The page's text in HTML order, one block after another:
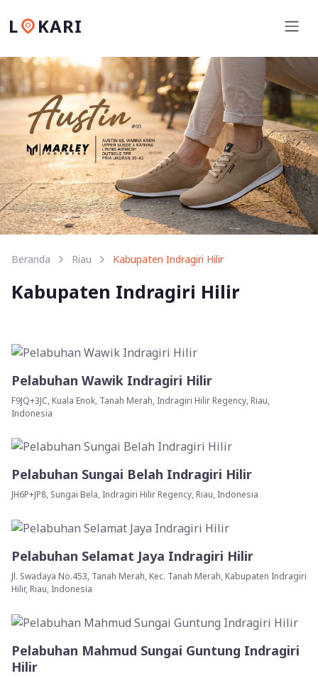
L KARI
Beranda Riau Kabupaten Indragiri Hilir
Kabupaten Indragiri Hilir
Pelabuhan Wawik Indragiri Hilir
F9JQ+3JC, Kuala Enok, Tanah Merah, Indragiri Hilir Regency, Riau,
Indonesia
Pelabuhan Sungai Belah Indragiri Hilir
JH6P+JP8, Sungai Bela, Indragiri Hilir Regency, Riau, Indonesia
Pelabuhan Selamat Jaya Indragiri Hilir
Jl. Swadaya No.453, Tanah Merah, Kec. Tanah Merah, Kabupaten Indragiri
Hilir, Riau, Indonesia
Pelabuhan Mahmud Sungai Guntung Indragiri
Hilir